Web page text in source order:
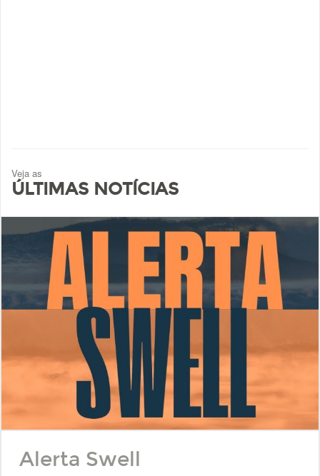
Veja as
ÚLTIMAS NOTÍCIAS
Alerta Swell